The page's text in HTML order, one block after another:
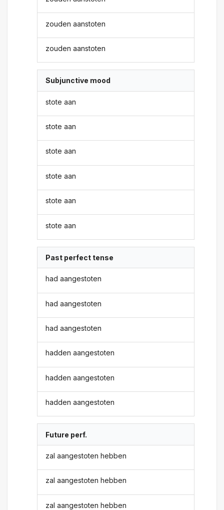
zouden aanstoten
zouden aanstoten
Subjunctive mood
stote aan
stote aan
stote aan
stote aan
stote aan
stote aan
Past perfect tense
had aangestoten
had aangestoten
had aangestoten
hadden aangestoten
hadden aangestoten
hadden aangestoten
Future perf.
zal aangestoten hebben
zal aangestoten hebben
zal aangestoten hebben